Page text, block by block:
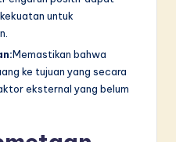
untuk
Memastikan bahwa
ke tujuan yang secara
eksternal yang belum